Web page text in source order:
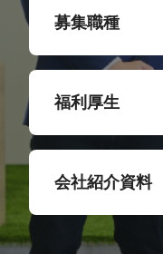
募集職種
福利厚生
会社紹介資料